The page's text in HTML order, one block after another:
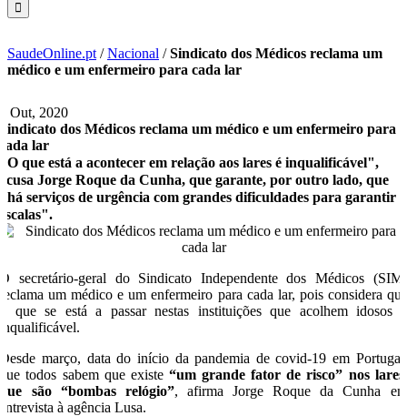
SaudeOnline.pt /Nacional /Sindicato dos Médicos reclama um
médico e um enfermeiro para cada lar
6 Out, 2020
Sindicato dos Médicos reclama um médico e um enfermeiro para
cada lar
"O que está a acontecer em relação aos lares é inqualificável",
acusa Jorge Roque da Cunha, que garante, por outro lado, que
"há serviços de urgência com grandes dificuldades para garantir
escalas".
O secretário-geral do Sindicato Independente dos Médicos (SIM)
reclama um médico e um enfermeiro para cada lar, pois considera que
o que se está a passar nestas instituições que acolhem idosos é
inqualificável.
Desde março, data do início da pandemia de covid-19 em Portugal,
que todos sabem que existe “um grande fator de risco” nos lares,
que são “bombas relógio”, afirma Jorge Roque da Cunha em
entrevista à agência Lusa.